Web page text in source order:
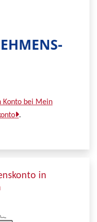
Konto bei Mein
.
in